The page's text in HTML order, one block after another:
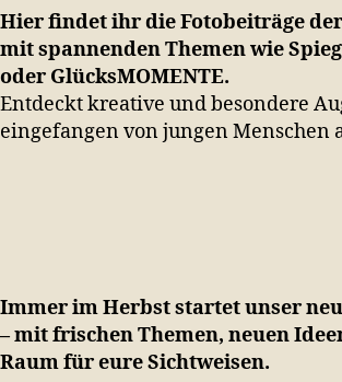
Hier findet ihr die Fotobeiträge der
mit spannenden Themen wie
oder GlücksMOMENTE.
Entdeckt kreative und besondere
eingefangen von jungen Menschen
Immer im Herbst startet unser
– mit frischen Themen, neuen
Raum für eure Sichtweisen.